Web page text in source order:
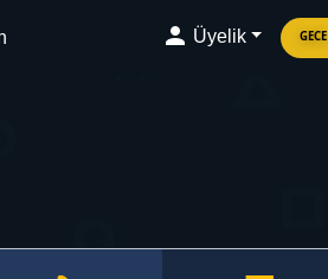
Üyelik GECE